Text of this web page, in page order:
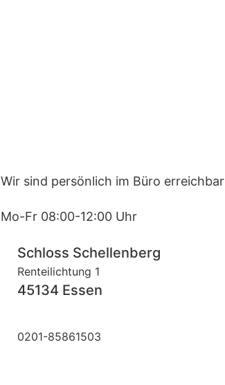
Wir sind persönlich im Büro erreichbar
Mo-Fr 08:00-12:00 Uhr
Schloss Schellenberg
Renteilichtung 1
45134 Essen
0201-85861503